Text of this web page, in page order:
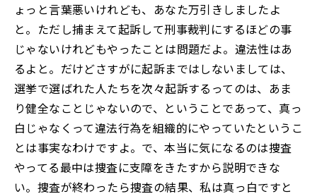
ょっと言葉悪いけれども、あなた万引きしましたよ
と。ただし捕まえて起訴して刑事裁判にするほどの事
じゃないけれどもやったことは問題だよ。違法性はあ
るよと。だけどさすがに起訴まではしないましては、
選挙で選ばれた人たちを次々起訴するってのは、あま
り健全なことじゃないので、ということであって、真っ
白じゃなくって違法行為を組織的にやっていたというこ
とは事実なわけですよ。で、本当に気になるのは捜査
やってる最中は捜査に支障をきたすから説明できな
い。捜査が終わったら捜査の結果、私は真っ白ですと